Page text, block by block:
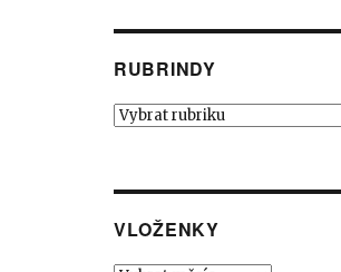
RUBRINDY
Rubrindy
VLOŽENKY